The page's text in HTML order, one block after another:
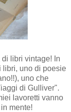
libri vintage! In
libri, uno di poesie
uno che
di Gulliver".
lavoretti vanno
mente!